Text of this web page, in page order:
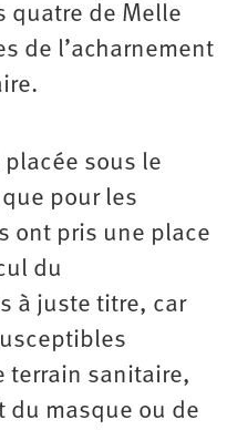
quatre de Melle
de l’acharnement
placée sous le
pour les
ont pris une place
du
à juste titre, car
terrain sanitaire,
du masque ou de